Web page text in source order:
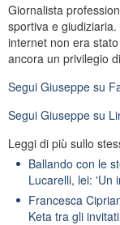
Giornalista
sportiva e
internet non era
ancora un privilegio
Segui Giuseppe su
Segui Giuseppe su
Leggi di più sullo
Ballando con le
Lucarelli, lei: 'Un
Francesca
Keta tra gli invitati